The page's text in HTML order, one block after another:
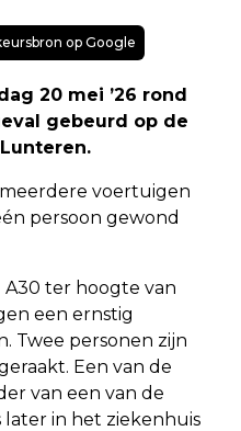
op Google
20 mei ’26 rond
gebeurd op de
voertuigen
persoon gewond
ter hoogte van
een ernstig
Twee personen zijn
Een van de
van een van de
in het ziekenhuis